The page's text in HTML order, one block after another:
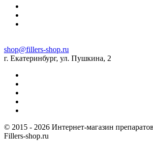
shop@fillers-shop.ru
г. Екатеринбург, ул. Пушкина, 2
© 2015 - 2026 Интернет-магазин
Fillers-shop.ru